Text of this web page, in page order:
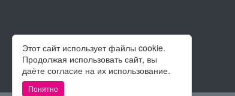
Этот сайт использует файлы cookie.
Продолжая использовать сайт, вы
даёте согласие на их использование.
Понятно